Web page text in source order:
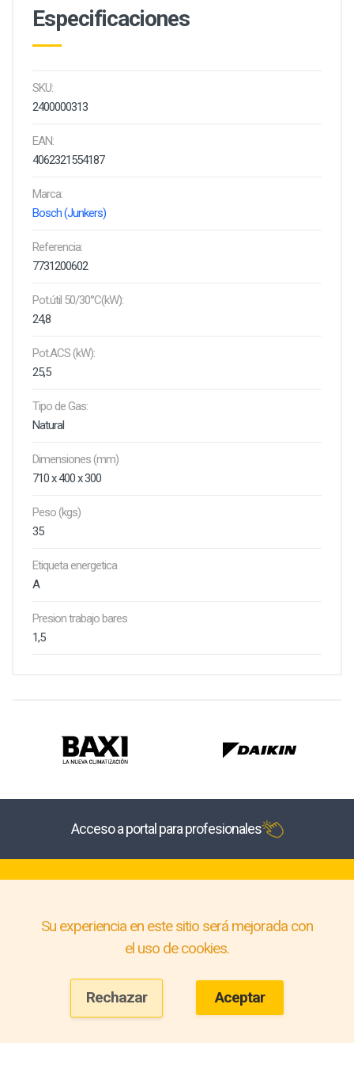
Especificaciones
SKU:
2400000313
EAN:
4062321554187
Marca:
Bosch (Junkers)
Referencia:
7731200602
Pot.útil 50/30°C(kW):
24,8
Pot.ACS (kW):
25,5
Tipo de Gas:
Natural
Dimensiones (mm)
710 x 400 x 300
Peso (kgs)
35
Etiqueta energetica
A
Presion trabajo bares
1,5
Acceso a portal para profesionales
Su experiencia en este sitio será mejorada con
el uso de cookies.
Rechazar Aceptar